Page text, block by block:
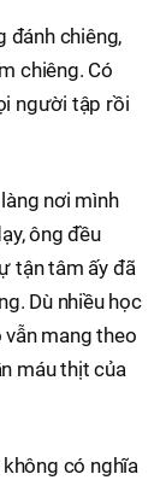
đánh chiêng,
chiêng. Có
người tập rồi
nơi mình
ông đều
tận tâm ấy đã
Dù nhiều học
vẫn mang theo
máu thịt của
có nghĩa